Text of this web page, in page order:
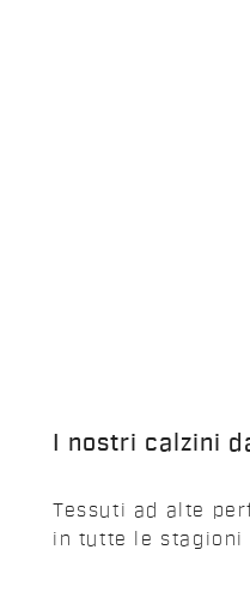
I nostri calzini
Tessuti ad alte
in tutte le stagioni